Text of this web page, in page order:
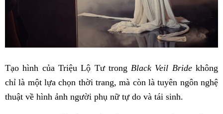
Tạo hình của Triệu Lộ Tư trongBlack Veil Bridekhông
chỉ là một lựa chọn thời trang, mà còn là tuyên ngôn nghệ
thuật về hình ảnh người phụ nữ tự do và tái sinh.